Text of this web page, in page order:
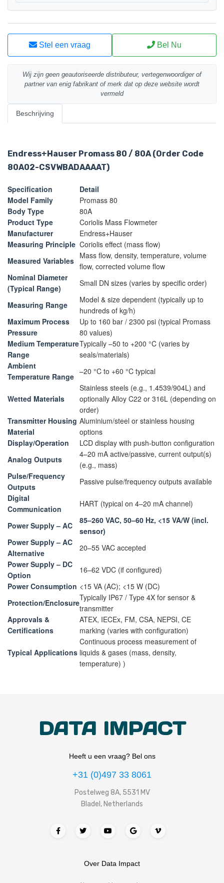
Stel een vraag Bel Nu
Wij zijn geen geautoriseerde distributeur, vertegenwoordiger of
partner van enig fabrikant of merk dat op deze website wordt
vermeld
Beschrijving
Endress+Hauser Promass 80 / 80A (Order Code
80A02-CSVWBADAAAAT)
Specification
Detail
Model Family
Promass 80
Body Type
80A
Product Type
Coriolis Mass Flowmeter
Manufacturer
Endress+Hauser
Measuring Principle Coriolis effect (mass flow)
Measured Variables
Mass flow, density, temperature, volume
flow, corrected volume flow
Nominal Diameter
(Typical Range)
Small DN sizes (varies by specific order)
Measuring Range
Model & size dependent (typically up to
hundreds of kg/h)
Maximum Process
Pressure
Up to 160 bar / 2300 psi (typical Promass
80 values)
Medium Temperature
Range
Typically –50 to +200 °C (varies by
seals/materials)
Ambient
Temperature Range
–20 °C to +60 °C typical
Wetted Materials
Stainless steels (e.g., 1.4539/904L) and
optionally Alloy C22 or 316L (depending on
order)
Transmitter Housing
Material
Aluminium/steel or stainless housing
options
Display/Operation
LCD display with push-button configuration
Analog Outputs
4–20 mA active/passive, current output(s)
(e.g., mass)
Pulse/Frequency
Outputs
Passive pulse/frequency outputs available
Digital
Communication
HART (typical on 4–20 mA channel)
Power Supply – AC
85–260 VAC, 50–60 Hz, <15 VA/W (incl.
sensor)
Power Supply – AC
Alternative
20–55 VAC accepted
Power Supply – DC
Option
16–62 VDC (if configured)
Power Consumption <15 VA (AC); <15 W (DC)
Protection/Enclosure
Typically IP67 / Type 4X for sensor &
transmitter
Approvals &
Certifications
ATEX, IECEx, FM, CSA, NEPSI, CE
marking (varies with configuration)
Typical Applications
Continuous process measurement of
liquids & gases (mass, density,
temperature) )
DATA IMPACT
Heeft u een vraag? Bel ons
+31 (0)497 33 8061
Postelweg 8A, 5531 MV
Bladel, Netherlands
Over Data Impact